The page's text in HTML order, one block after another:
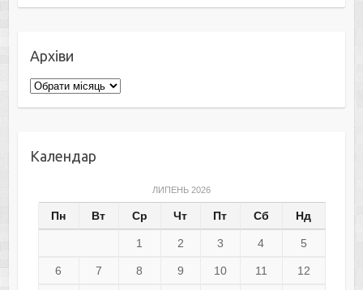
Архіви
Архіви
Календар
ЛИПЕНЬ 2026
Пн Вт Ср Чт Пт Сб Нд
1 2 3 4 5
6 7 8 9 10 11 12